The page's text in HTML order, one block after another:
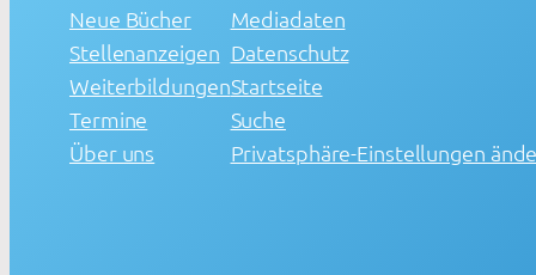
Neue Bücher
Stellenanzeigen
Weiterbildungen
Termine
Über uns
Mediadaten
Datenschutz
Startseite
Suche
Privatsphäre-Einstellungen